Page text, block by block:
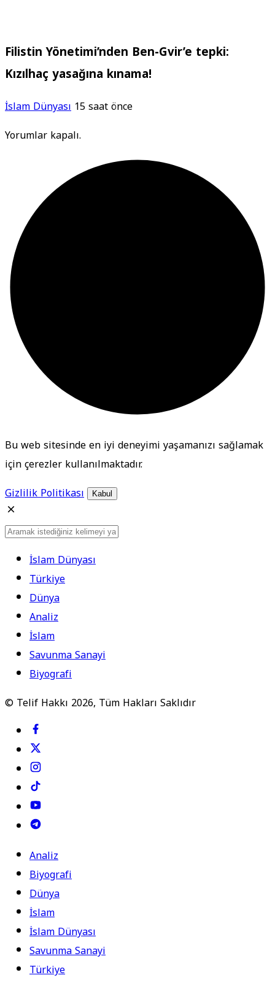
Filistin Yönetimi’nden Ben-Gvir’e tepki:
Kızılhaç yasağına kınama!
İslam Dünyası 15 saat önce
Yorumlar kapalı.
Bu web sitesinde en iyi deneyimi yaşamanızı sağlamak
için çerezler kullanılmaktadır.
Gizlilik Politikası
Kabul
İslam Dünyası
Türkiye
Dünya
Analiz
İslam
Savunma Sanayi
Biyografi
© Telif Hakkı 2026, Tüm Hakları Saklıdır
Analiz
Biyografi
Dünya
İslam
İslam Dünyası
Savunma Sanayi
Türkiye